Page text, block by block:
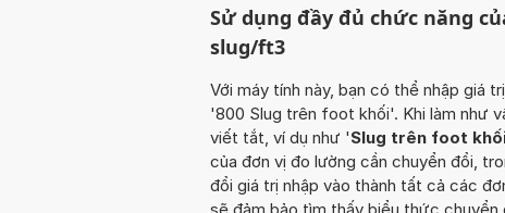
Sử dụng đầy đủ chức năng
slug/ft3
Với máy tính này, bạn có thể nhập giá
'800 Slug trên foot khối'. Khi làm như
viết tắt, ví dụ như 'Slug trên foot
của đơn vị đo lường cần chuyển đổi,
đổi giá trị nhập vào thành tất cả các
sẽ đảm bảo tìm thấy biểu thức chuyển